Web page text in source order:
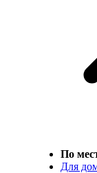
По
Для